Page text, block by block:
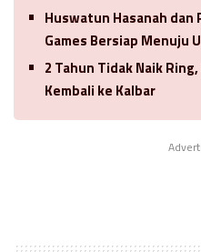
Huswatun Hasanah
Games Bersiap Menuju
2 Tahun Tidak Naik
Kembali ke Kalbar